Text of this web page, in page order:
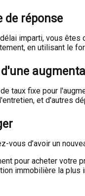
de réponse
imparti, vous
en utilisant le
taux fixe pour
et d'autres
vous d’avoir un
pour acheter votre
immobilière la plus